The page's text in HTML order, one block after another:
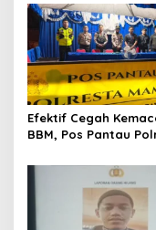
a
v
i
g
a
t
i
o
n
Efektif Cegah
BBM, Pos Pantau
SPBU Kali Mamuju